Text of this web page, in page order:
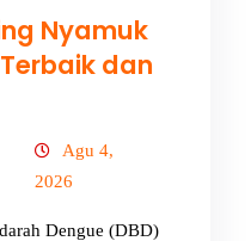
Nyamuk
dan
Agu 4,
2026
Dengue (DBD)